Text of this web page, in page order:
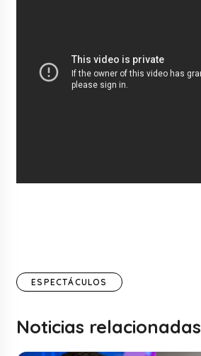
ESPECTÁCULOS
Noticias relacionadas